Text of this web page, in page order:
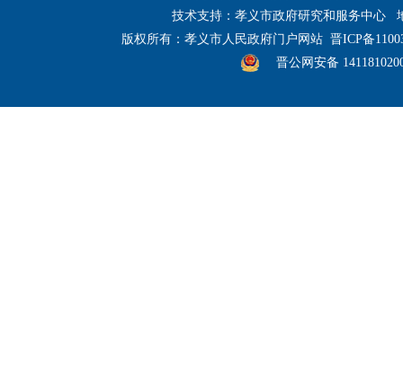
技术支持：孝义市政府研究和服务中心
版权所有：孝义市人民政府门户网站 晋ICP备
晋公网安备